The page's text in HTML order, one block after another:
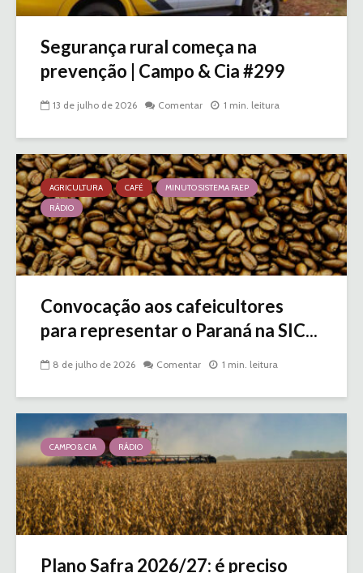
Segurança rural começa na
prevenção | Campo & Cia #299
13 de julho de 2026 Comentar 1 min. leitura
AGRICULTURA CAFÉ
MINUTO SISTEMA FAEP
RÁDIO
Convocação aos cafeicultores
para representar o Paraná na SIC...
8 de julho de 2026 Comentar 1 min. leitura
CAMPO & CIA RÁDIO
Plano Safra 2026/27: é preciso